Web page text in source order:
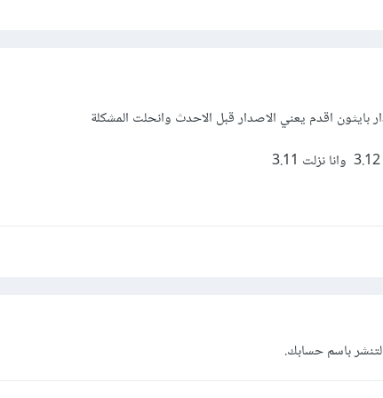
بايثون اقدم يعني الاصدار قبل الاحدث وانحلت المشكلة
لتنشر باسم حسابك.